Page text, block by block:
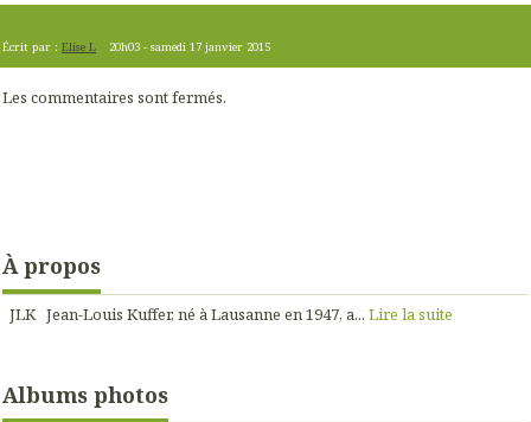
Écrit par : Elise L 20h03 -samedi 17 janvier 2015
Les commentaires sont fermés.
À propos
JLK Jean-Louis Kuffer, né à Lausanne en 1947, a... Lire la suite
Albums photos